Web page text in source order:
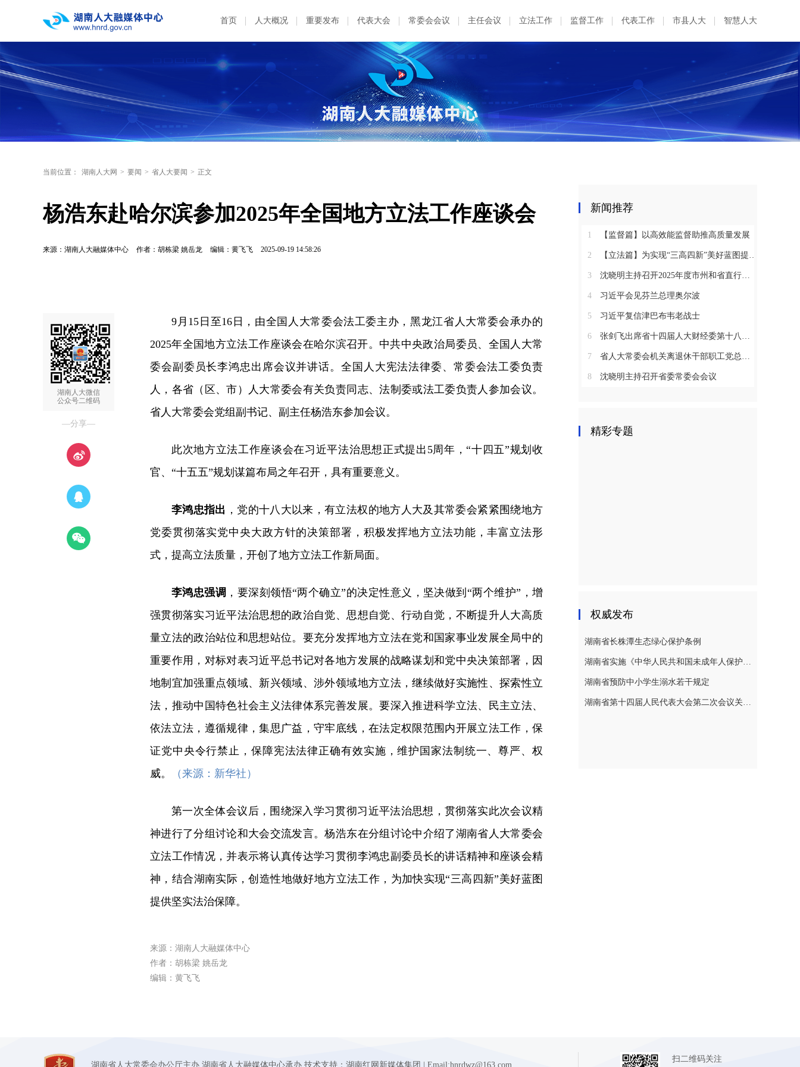
首页 人大概况 重要发布 代表大会 常委会会议 主任会议 立法工作 监督工作 代表工作 市县人大 智慧人大
当前位置： 湖南人大网 > 要闻 > 省人大要闻 > 正文
杨浩东赴哈尔滨参加2025年全国地方立法工作座谈会
来源：湖南人大融媒体中心 作者：胡栋梁 姚岳龙 编辑：黄飞飞 2025-09-19 14:58:26
湖南人大微信
公众号二维码
—分享—
9月15日至16日，由全国人大常委会法工委主办，黑龙江省人大常委会承办的
2025年全国地方立法工作座谈会在哈尔滨召开。中共中央政治局委员、全国人大常
委会副委员长李鸿忠出席会议并讲话。全国人大宪法法律委、常委会法工委负责
人，各省（区、市）人大常委会有关负责同志、法制委或法工委负责人参加会议。
省人大常委会党组副书记、副主任杨浩东参加会议。
此次地方立法工作座谈会在习近平法治思想正式提出5周年，“十四五”规划收
官、“十五五”规划谋篇布局之年召开，具有重要意义。
李鸿忠指出 ，党的十八大以来，有立法权的地方人大及其常委会紧紧围绕地方
党委贯彻落实党中央大政方针的决策部署，积极发挥地方立法功能，丰富立法形
式，提高立法质量，开创了地方立法工作新局面。
李鸿忠强调 ，要深刻领悟“两个确立”的决定性意义，坚决做到“两个维护”，增
强贯彻落实习近平法治思想的政治自觉、思想自觉、行动自觉，不断提升人大高质
量立法的政治站位和思想站位。要充分发挥地方立法在党和国家事业发展全局中的
重要作用，对标对表习近平总书记对各地方发展的战略谋划和党中央决策部署，因
地制宜加强重点领域、新兴领域、涉外领域地方立法，继续做好实施性、探索性立
法，推动中国特色社会主义法律体系完善发展。要深入推进科学立法、民主立法、
依法立法，遵循规律，集思广益，守牢底线，在法定权限范围内开展立法工作，保
证党中央令行禁止，保障宪法法律正确有效实施，维护国家法制统一、尊严、权
威。
（来源：新华社）
第一次全体会议后，围绕深入学习贯彻习近平法治思想，贯彻落实此次会议精
神进行了分组讨论和大会交流发言。杨浩东在分组讨论中介绍了湖南省人大常委会
立法工作情况，并表示将认真传达学习贯彻李鸿忠副委员长的讲话精神和座谈会精
神，结合湖南实际，创造性地做好地方立法工作，为加快实现“三高四新”美好蓝图
提供坚实法治保障。
来源：湖南人大融媒体中心
作者：胡栋梁 姚岳龙
编辑：黄飞飞
新闻推荐
1 【监督篇】以高效能监督助推高质量发展
2 【立法篇】为实现“三高四新”美好蓝图提供坚实法治保障
3 沈晓明主持召开2025年度市州和省直行业系统党（工）委书记抓基层党建工作述职评议会议
4 习近平会见芬兰总理奥尔波
5 习近平复信津巴布韦老战士
6 张剑飞出席省十四届人大财经委第十八次全体会议
7 省人大常委会机关离退休干部职工党总支召开2025年度总结表彰大会
8 沈晓明主持召开省委常委会会议
精彩专题
权威发布
湖南省长株潭生态绿心保护条例
湖南省实施《中华人民共和国未成年人保护法》若干规定
湖南省预防中小学生溺水若干规定
湖南省第十四届人民代表大会第二次会议关于湖南省人民代表大会常务委员会工作报告的决议
湖南省人大常委会办公厅主办 湖南省人大融媒体中心承办 技术支持：湖南红网新媒体集团 | Email:hnrdwz@163.com
扫二维码关注